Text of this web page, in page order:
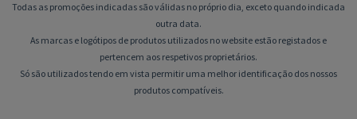
Todas as promoções indicadas são válidas no próprio dia, exceto quando indicada
outra data.
As marcas e logótipos de produtos utilizados no website estão registados e
pertencem aos respetivos proprietários.
Só são utilizados tendo em vista permitir uma melhor identificação dos nossos
produtos compatíveis.